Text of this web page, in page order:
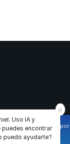
CONTACTO
la navegación por
de los usuarios.
de cookies
Uso IA y
puedes encontrar
puedo ayudarte?